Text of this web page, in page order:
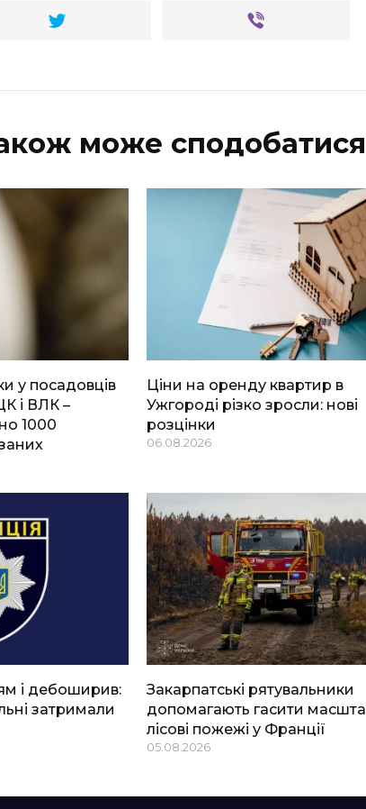
може сподобатися
у посадовців
і ВЛК –
1000
Ціни на оренду квартир в
Ужгороді різко зросли: нові
розцінки
06.08.2026
і дебоширив:
затримали
Закарпатські рятувальники
допомагають гасити
лісові пожежі у Франції
05.08.2026